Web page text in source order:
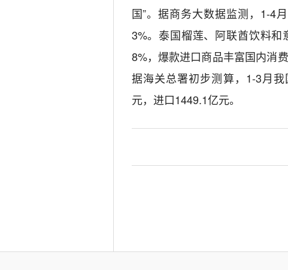
国”。据商务大数据监测，1-4
3%。泰国榴莲、阿联酋饮料
8%，爆款进口商品丰富国内消
据海关总署初步测算，1-3月
元，进口1449.1亿元。